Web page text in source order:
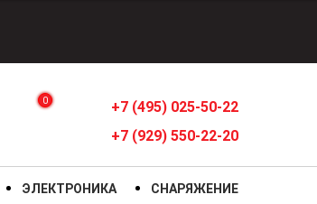
0
+7 (495) 025-50-22
+7 (929) 550-22-20
ЭЛЕКТРОНИКА СНАРЯЖЕНИЕ